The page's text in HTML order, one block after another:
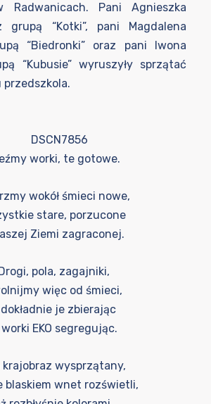
Radwanicach. Pani Agnieszka
grupą “Kotki”, pani Magdalena
“Biedronki” oraz pani Iwona
“Kubusie” wyruszyły sprzątać
worki, te gotowe.
wokół śmieci nowe,
stare, porzucone
Ziemi zagraconej.
pola, zagajniki,
więc od śmieci,
je zbierając
EKO segregując.
krajobraz wysprzątany,
blaskiem wnet rozświetli,